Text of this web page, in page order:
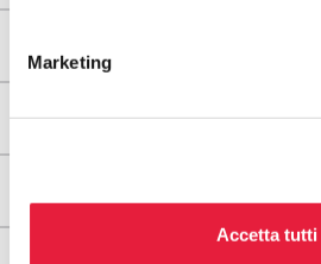
Marketing
Accetta tutti
Useful information